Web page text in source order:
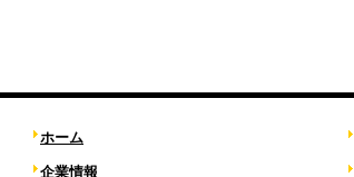
ホーム
企業情報